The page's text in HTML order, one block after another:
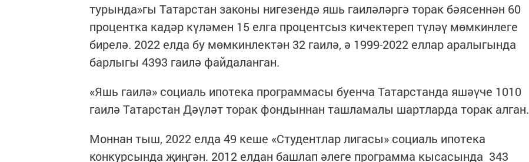
турында»гы Татарстан законы нигезендә яшь гаиләләргә торак бәясеннән 60
процентка кадәр күләмен 15 елга процентсыз кичектереп түләү мөмкинлеге
бирелә. 2022 елда бу мөмкинлектән 32 гаилә, ә 1999-2022 еллар аралыгында
барлыгы 4393 гаилә файдаланган.
«Яшь гаилә» социаль ипотека программасы буенча Татарстанда яшәүче 1010
гаилә Татарстан Дәүләт торак фондыннан ташламалы шартларда торак алган.
Моннан тыш, 2022 елда 49 кеше «Студентлар лигасы» социаль ипотека
конкурсында җиңгән. 2012 елдан башлап әлеге программа кысасында 343